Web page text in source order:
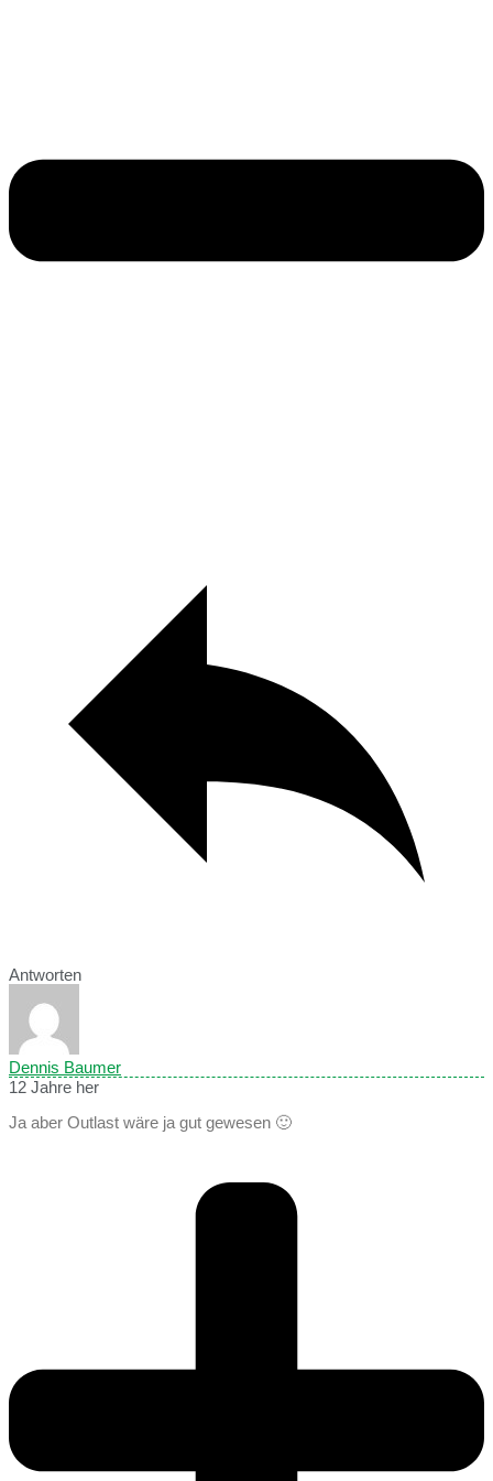
Antworten
Dennis Baumer
12 Jahre her
Ja aber Outlast wäre ja gut gewesen 🙂